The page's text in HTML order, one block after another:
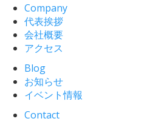
Company
代表挨拶
会社概要
アクセス
Blog
お知らせ
イベント情報
Contact